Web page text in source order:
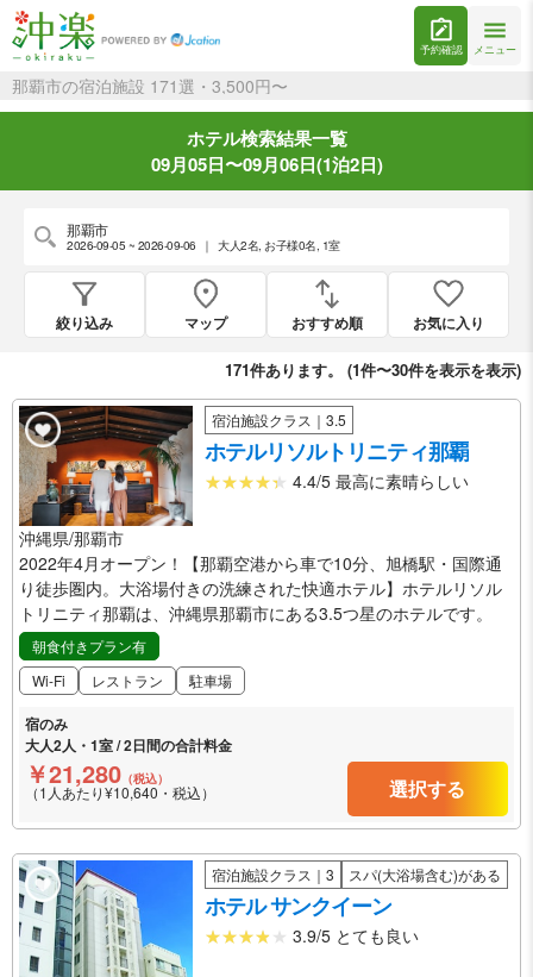
予約確認 メニュー
那覇市の宿泊施設 171選・3,500円〜
ホテル検索結果一覧
09月05日〜09月06日(1泊2日)
那覇市
2026-09-05 ~ 2026-09-06 ｜ 大人2名, お子様0名, 1室
絞り込み マップ おすすめ順 お気に入り
171件あります。 (1件〜30件を表示を表示)
宿泊施設クラス｜3.5
ホテルリソルトリニティ那覇
4.4/5 最高に素晴らしい
沖縄県/那覇市
2022年4月オープン！【那覇空港から車で10分、旭橋駅・国際通
り徒歩圏内。大浴場付きの洗練された快適ホテル】ホテルリソル
トリニティ那覇は、沖縄県那覇市にある3.5つ星のホテルです。
朝食付きプラン有
Wi-Fi
レストラン 駐車場
宿のみ
大人2人・1室 / 2日間の合計料金
￥21,280 （税込）
（1人あたり¥10,640・税込） 選択する
宿泊施設クラス｜3 スパ(大浴場含む)がある
ホテル サンクイーン
3.9/5 とても良い